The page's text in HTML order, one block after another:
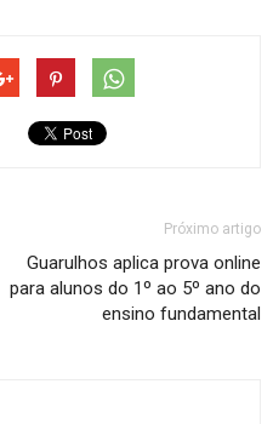
Próximo artigo
Guarulhos aplica prova online
para alunos do 1º ao 5º ano do
ensino fundamental